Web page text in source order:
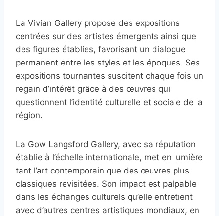
La Vivian Gallery propose des expositions
centrées sur des artistes émergents ainsi que
des figures établies, favorisant un dialogue
permanent entre les styles et les époques. Ses
expositions tournantes suscitent chaque fois un
regain d’intérêt grâce à des œuvres qui
questionnent l’identité culturelle et sociale de la
région.
La Gow Langsford Gallery, avec sa réputation
établie à l’échelle internationale, met en lumière
tant l’art contemporain que des œuvres plus
classiques revisitées. Son impact est palpable
dans les échanges culturels qu’elle entretient
avec d’autres centres artistiques mondiaux, en